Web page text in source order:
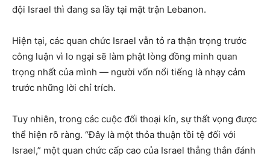
đội Israel thì đang sa lầy tại mặt trận Lebanon.
Hiện tại, các quan chức Israel vẫn tỏ ra thận trọng trước
công luận vì lo ngại sẽ làm phật lòng đồng minh quan
trọng nhất của mình — người vốn nổi tiếng là nhạy cảm
trước những lời chỉ trích.
Tuy nhiên, trong các cuộc đối thoại kín, sự thất vọng được
thể hiện rõ ràng. “Đây là một thỏa thuận tồi tệ đối với
Israel,” một quan chức cấp cao của Israel thẳng thắn đánh